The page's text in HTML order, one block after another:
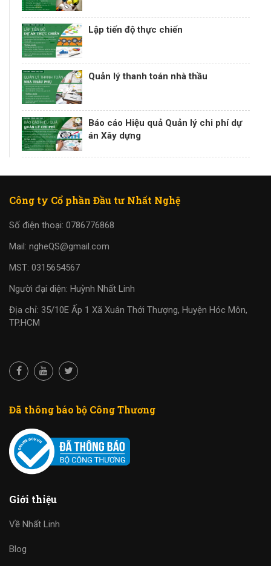
Lập tiến độ thực chiến
Quản lý thanh toán nhà thầu
Báo cáo Hiệu quả Quản lý chi phí dự
án Xây dựng
Công ty Cổ phần Đầu tư Nhất Nghệ
Số điện thoại: 0786776868
Mail: ngheQS@gmail.com
MST: 0315654567
Người đại diện: Huỳnh Nhất Linh
Địa chỉ: 35/10E Ấp 1 Xã Xuân Thới Thượng, Huyện Hóc Môn,
TP.HCM
Đã thông báo bộ Công Thương
Giới thiệu
Về Nhất Linh
Blog